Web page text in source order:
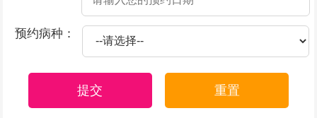
预约病种：
提交 重置